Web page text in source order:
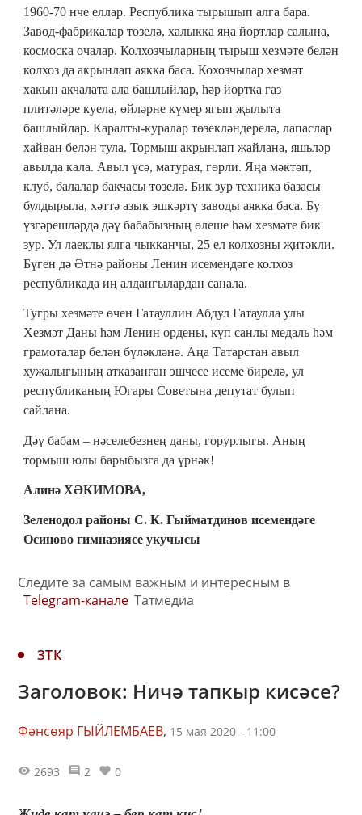
1960-70 нче еллар. Республика тырышып алга бара.
Завод-фабрикалар төзелә, халыкка яңа йортлар салына,
космоска очалар. Колхозчыларның тырыш хезмәте белән
колхоз да акрынлап аякка баса. Кохозчылар хезмәт
хакын акчалата ала башлыйлар, һәр йортка газ
плитәләре куела, өйләрне күмер ягып җылыта
башлыйлар. Каралты-куралар төзекләндерелә, лапаслар
хайван белән тула. Тормыш акрынлап җайлана, яшьләр
авылда кала. Авыл үсә, матурая, гөрли. Яңа мәктәп,
клуб, балалар бакчасы төзелә. Бик зур техника базасы
булдырыла, хәттә азык эшкәртү заводы аякка баса. Бу
үзгәрешләрдә дәү бабабызның өлеше һәм хезмәте бик
зур. Ул лаеклы ялга чыкканчы, 25 ел колхозны җитәкли.
Бүген дә Әтнә районы Ленин исемендәге колхоз
республикада иң алдангылардан санала.
Тугры хезмәте өчен Гатауллин Абдул Гатаулла улы
Хезмәт Даны һәм Ленин ордены, күп санлы медаль һәм
грамоталар белән бүләкләнә. Аңа Татарстан авыл
хуҗалыгының атказанган эшчесе исеме бирелә, ул
республиканың Югары Советына депутат булып
сайлана.
Дәү бабам ‒ нәселебезнең даны, горурлыгы. Аның
тормыш юлы барыбызга да үрнәк!
Алинә ХӘКИМОВА,
Зеленодол районы С. К. Гыйматдинов исемендәге
Осиново гимназиясе укучысы
Следите за самым важным и интересным в
Telegram-канале Татмедиа
ЗТК
Заголовок: Ничә тапкыр кисәсе?
Фәнсөяр ГЫЙЛЕМБАЕВ, 15 мая 2020 - 11:00
2693 2 0